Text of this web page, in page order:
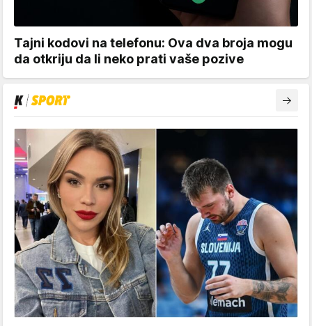
Tajni kodovi na telefonu: Ova dva broja mogu
da otkriju da li neko prati vaše pozive